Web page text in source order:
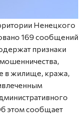
Ненецкого
169 сообщений
признаки
в жилище, кража,
этом сообщает